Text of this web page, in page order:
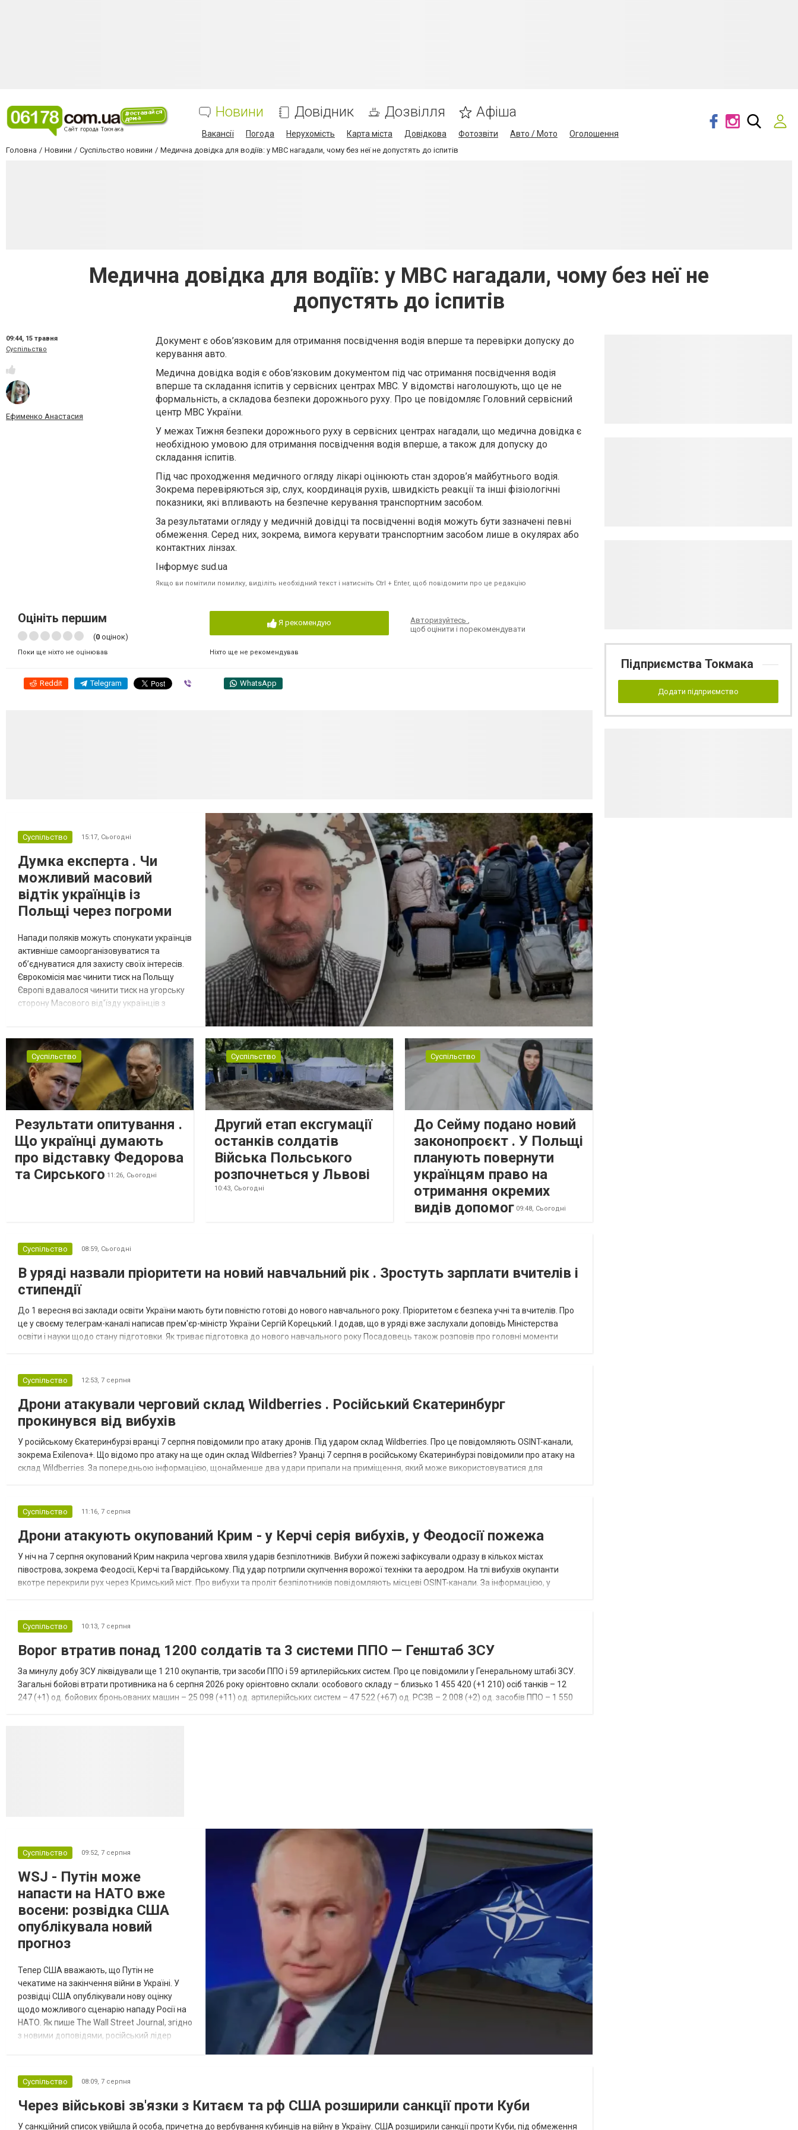
Новини Довідник Дозвілля Афіша
Вакансії Погода Нерухомість Карта міста Довідкова Фотозвіти Авто / Мото Оголошення
Головна Новини Суспільство новини Медична довідка для водіїв: у МВС нагадали, чому без неї не допустять до іспитів
Медична довідка для водіїв: у МВС нагадали, чому без неї не
допустять до іспитів
09:44, 15 травня
Суспільство
Ефименко Анастасия
Документ є обов’язковим для отримання посвідчення водія вперше та перевірки допуску до
керування авто.
Медична довідка водія є обов’язковим документом під час отримання посвідчення водія
вперше та складання іспитів у сервісних центрах МВС. У відомстві наголошують, що це не
формальність, а складова безпеки дорожнього руху. Про це повідомляє Головний сервісний
центр МВС України.
У межах Тижня безпеки дорожнього руху в сервісних центрах нагадали, що медична довідка є
необхідною умовою для отримання посвідчення водія вперше, а також для допуску до
складання іспитів.
Під час проходження медичного огляду лікарі оцінюють стан здоров’я майбутнього водія.
Зокрема перевіряються зір, слух, координація рухів, швидкість реакції та інші фізіологічні
показники, які впливають на безпечне керування транспортним засобом.
За результатами огляду у медичній довідці та посвідченні водія можуть бути зазначені певні
обмеження. Серед них, зокрема, вимога керувати транспортним засобом лише в окулярах або
контактних лінзах.
Інформує sud.ua
Якщо ви помітили помилку, виділіть необхідний текст і натисніть Ctrl + Enter, щоб повідомити про це редакцію
Оцініть першим
(0 оцінок)
Поки ще ніхто не оцінював
Я рекомендую
Ніхто ще не рекомендував
Авторизуйтесь,
щоб оцінити і порекомендувати
Reddit Telegram WhatsApp
Суспільство 15:17, Сьогодні
Думка експерта . Чи
можливий масовий
відтік українців із
Польщі через погроми
Напади поляків можуть спонукати українців
активніше самоорганізовуватися та
об’єднуватися для захисту своїх інтересів.
Єврокомісія має чинити тиск на Польщу
Європі вдавалося чинити тиск на угорську
сторону Масового від'їзду українців з
спонукати українців активніше
самоорганізовуватися та об’єднуватися для
захисту своїх інтересів. Таку думку висловив
директор Центру досліджень...
Суспільство
Результати опитування .
Що українці думають
про відставку Федорова
та Сирського 11:26, Сьогодні
Суспільство
Другий етап ексгумації
останків солдатів
Війська Польського
розпочнеться у Львові
10:43, Сьогодні
Суспільство
До Сейму подано новий
законопроєкт . У Польщі
планують повернути
українцям право на
отримання окремих
видів допомог 09:48, Сьогодні
Суспільство 08:59, Сьогодні
В уряді назвали пріоритети на новий навчальний рік . Зростуть зарплати вчителів і
стипендії
До 1 вересня всі заклади освіти України мають бути повністю готові до нового навчального року. Пріоритетом є безпека учні та вчителів. Про
це у своєму телеграм-каналі написав прем'єр-міністр України Сергій Корецький. І додав, що в уряді вже заслухали доповідь Міністерства
освіти і науки щодо стану підготовки. Як триває підготовка до нового навчального року Посадовець також розповів про головні моменти
Суспільство 12:53, 7 серпня
Дрони атакували черговий склад Wildberries . Російський Єкатеринбург
прокинувся від вибухів
У російському Єкатеринбурзі вранці 7 серпня повідомили про атаку дронів. Під ударом склад Wildberries. Про це повідомляють OSINT-канали,
зокрема Exilenova+. Що відомо про атаку на ще один склад Wildberries? Уранці 7 серпня в російському Єкатеринбурзі повідомили про атаку на
склад Wildberries. За попередньою інформацією, щонайменше два удари припали на приміщення, який може використовуватися для
Суспільство 11:16, 7 серпня
Дрони атакують окупований Крим - у Керчі серія вибухів, у Феодосії пожежа
У ніч на 7 серпня окупований Крим накрила чергова хвиля ударів безпілотників. Вибухи й пожежі зафіксували одразу в кількох містах
півострова, зокрема Феодосії, Керчі та Гвардійському. Під удар потрпили скупчення ворожої техніки та аеродром. На тлі вибухів окупанти
вкотре перекрили рух через Кримський міст. Про вибухи та проліт безпілотників повідомляють місцеві OSINT-канали. За інформацією, у
Суспільство 10:13, 7 серпня
Ворог втратив понад 1200 солдатів та 3 системи ППО — Генштаб ЗСУ
За минулу добу ЗСУ ліквідували ще 1 210 окупантів, три засоби ППО і 59 артилерійських систем. Про це повідомили у Генеральному штабі ЗСУ.
Загальні бойові втрати противника на 6 серпня 2026 року орієнтовно склали: особового складу – близько 1 455 420 (+1 210) осіб танків – 12
247 (+1) од. бойових броньованих машин – 25 098 (+11) од. артилерійських систем – 47 522 (+67) од. РСЗВ – 2 008 (+2) од. засобів ППО – 1 550
Суспільство 09:52, 7 серпня
WSJ - Путін може
напасти на НАТО вже
восени: розвідка США
опублікувала новий
прогноз
Тепер США вважають, що Путін не
чекатиме на закінчення війни в Україні. У
розвідці США опублікували нову оцінку
щодо можливого сценарію нападу Росії на
НАТО. Як пише The Wall Street Journal, згідно
з новими доповідями, російський лідер
обмеженого наступу на країну-союзника ще
до закінчення війни в Україні. Ці нові оцінки
з’явилися на тлі нестачі деяких критично
важливих боєприпасів,...
СПЕЦТЕМА
Новости
в
нинішньому
Суспільство 08:09, 7 серпня
Через військові зв'язки з Китаєм та рф США розширили санкції проти Куби
У санкційний список увійшла й особа, причетна до вербування кубинців на війну в Україну. США розширили санкції проти Куби, під обмеження
Підприємства Токмака
Додати підприємство